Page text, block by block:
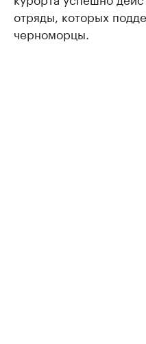
отряды, которых
черноморцы.